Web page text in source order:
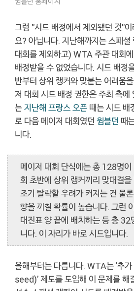
그럼 "시드 배정에서 제외됐던 것"
요? 아닙니다. 지난해까지는 스페
대회를 제외하고) WTA 주관 대회
배정받을 수 없었습니다. 시드 배정
반부터 상위 랭커와 맞붙는 어려움
저 대회 시드 배정 권한은 주최 측에
는지난해 프랑스 오픈 때는 시드 배
로 다음 메이저 대회였던 윔블던 때
니다.
메이저 대회 단식에는 총 128명이
회 초반에 상위 랭커끼리 맞대결
조기 탈락할 우려가 커지는 건 물
향을 끼칠 확률이 높습니다. 그런
대진표 양 끝에 배치하는 등 총 32
니다. 이 자리가 바로 시드입니다.
올해부터는 다릅니다. WTA는 '추
seed)' 제도를 도입해 이 문제를 해